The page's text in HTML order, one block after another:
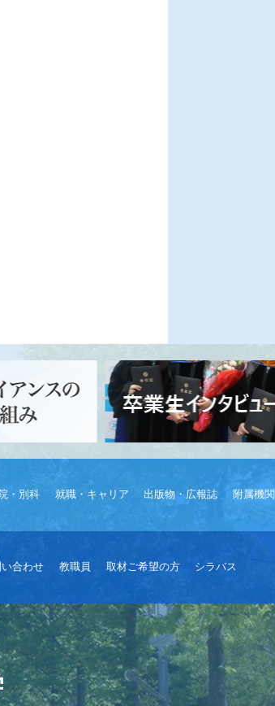
・別科 就職・キャリア 出版物・広報誌 附属機関
い合わせ 教職員 取材ご希望の方 シラバス